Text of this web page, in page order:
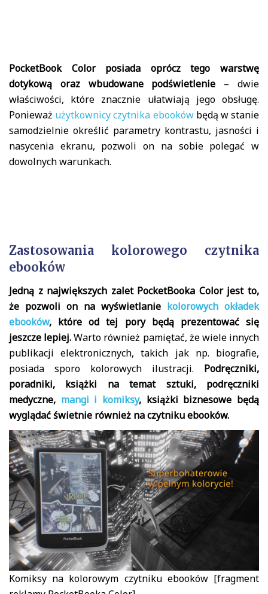
PocketBook Color posiada oprócz tego warstwę
dotykową oraz wbudowane podświetlenie – dwie
właściwości, które znacznie ułatwiają jego obsługę.
Ponieważ użytkownicy czytnika ebookówbędą w stanie
samodzielnie określić parametry kontrastu, jasności i
nasycenia ekranu, pozwoli on na sobie polegać w
dowolnych warunkach.
Zastosowania kolorowego czytnika
ebooków
Jedną z największych zalet PocketBooka Color jest to,
że pozwoli on na wyświetlanie kolorowych okładek
ebooków, które od tej pory będą prezentować się
jeszcze lepiej.Warto również pamiętać, że wiele innych
publikacji elektronicznych, takich jak np. biografie,
posiada sporo kolorowych ilustracji. Podręczniki,
poradniki, książki na temat sztuki, podręczniki
medyczne, mangi i komiksy, książki biznesowe będą
wyglądać świetnie również na czytniku ebooków.
Komiksy na kolorowym czytniku ebooków [fragment